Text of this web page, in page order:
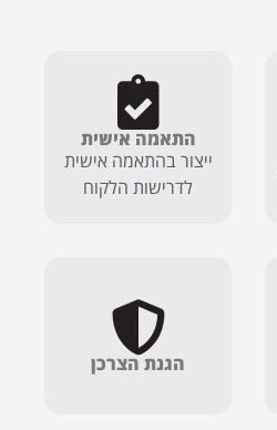
התאמה אישית
ייצור בהתאמה אישית
לדרישות הלקוח
הגנת הצרכן